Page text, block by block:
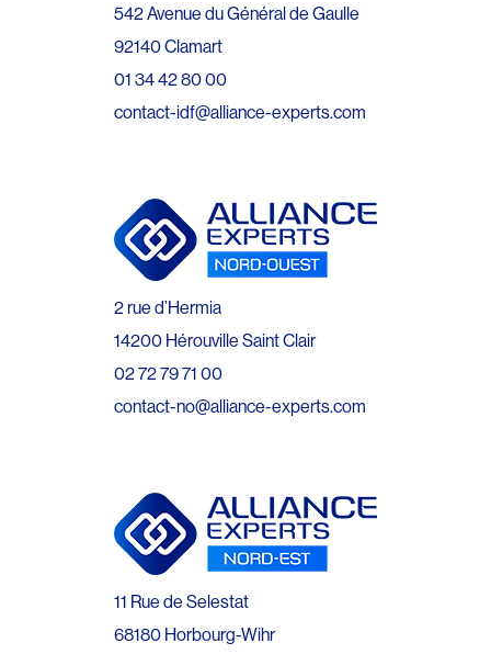
542 Avenue du Général de Gaulle
92140 Clamart
01 34 42 80 00
contact-idf@alliance-experts.com
2 rue d’Hermia
14200 Hérouville Saint Clair
02 72 79 71 00
contact-no@alliance-experts.com
11 Rue de Selestat
68180 Horbourg-Wihr